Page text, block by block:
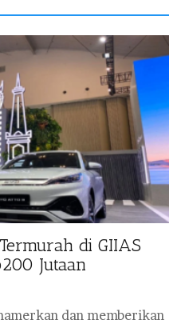
di GIIAS
Jutaan
dan memberikan